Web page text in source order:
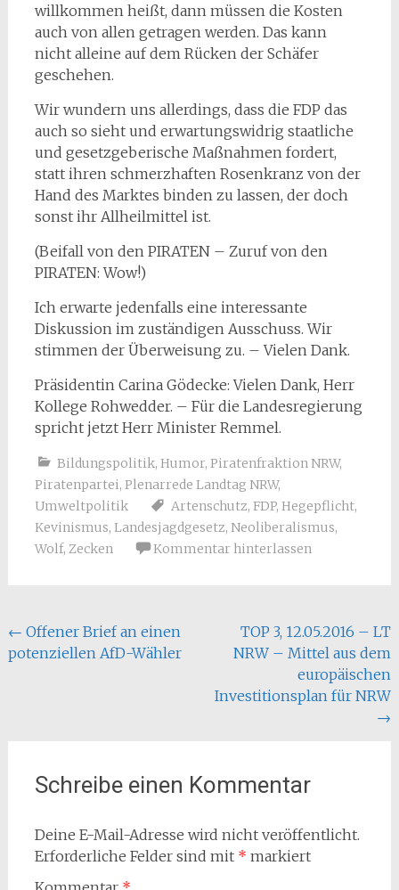
willkommen heißt, dann müssen die Kosten
auch von allen getragen werden. Das kann
nicht alleine auf dem Rücken der Schäfer
geschehen.
Wir wundern uns allerdings, dass die FDP das
auch so sieht und erwartungswidrig staatliche
und gesetzgeberische Maßnahmen fordert,
statt ihren schmerzhaften Rosenkranz von der
Hand des Marktes binden zu lassen, der doch
sonst ihr Allheilmittel ist.
(Beifall von den PIRATEN – Zuruf von den
PIRATEN: Wow!)
Ich erwarte jedenfalls eine interessante
Diskussion im zuständigen Ausschuss. Wir
stimmen der Überweisung zu. – Vielen Dank.
Präsidentin Carina Gödecke: Vielen Dank, Herr
Kollege Rohwedder. – Für die Landesregierung
spricht jetzt Herr Minister Remmel.
Bildungspolitik, Humor, Piratenfraktion NRW,
Piratenpartei, Plenarrede Landtag NRW,
Umweltpolitik
Artenschutz, FDP, Hegepflicht,
Kevinismus, Landesjagdgesetz, Neoliberalismus,
Wolf, Zecken Kommentar hinterlassen
Beitragsnavigation
← Offener Brief an einen
potenziellen AfD-Wähler
TOP 3, 12.05.2016 – LT
NRW – Mittel aus dem
europäischen
Investitionsplan für NRW
→
Schreibe einen Kommentar
Deine E-Mail-Adresse wird nicht veröffentlicht.
Erforderliche Felder sind mit * markiert